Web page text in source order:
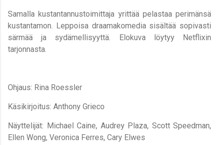
Samalla kustantannustoimittaja yrittää pelastaa perimänsä
kustantamon
Leppoisa draamakomedia sisältää sopivasti
särmää ja sydämellisyyttä. Elokuva löytyy Netflixin
tarjonnasta.
Ohjaus: Rina Roessler
Käsikirjoitus: Anthony Grieco
Näyttelijät: Michael Caine, Audrey Plaza, Scott Speedman,
Ellen Wong, Veronica Ferres, Cary Elwes